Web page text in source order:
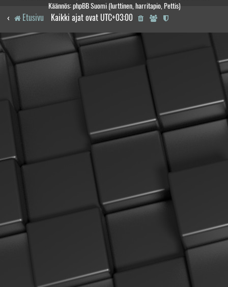
Käännös: phpBB Suomi (lurttinen, harritapio, Pettis)
Etusivu Kaikki ajat ovat UTC+03:00